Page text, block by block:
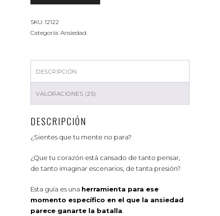
Libre
de
SKU: 12122
Categoría: Ansiedad
DESCRIPCIÓN
VALORACIONES (25)
DESCRIPCIÓN
¿Sientes que tu mente no para?
¿Que tu corazón está cansado de tanto pensar,
de tanto imaginar escenarios, de tanta presión?
Esta guía es una herramienta para ese
momento específico en el que la ansiedad
parece ganarte la batalla